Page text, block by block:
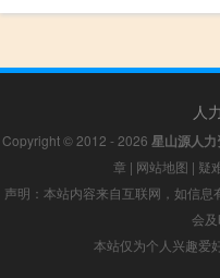
人
Copyright © 2012 - 2026 星山源人力
章 | 网站地图 | 疑
声明：本站内容来自互联网，如信
会
本站仅为个人兴趣爱